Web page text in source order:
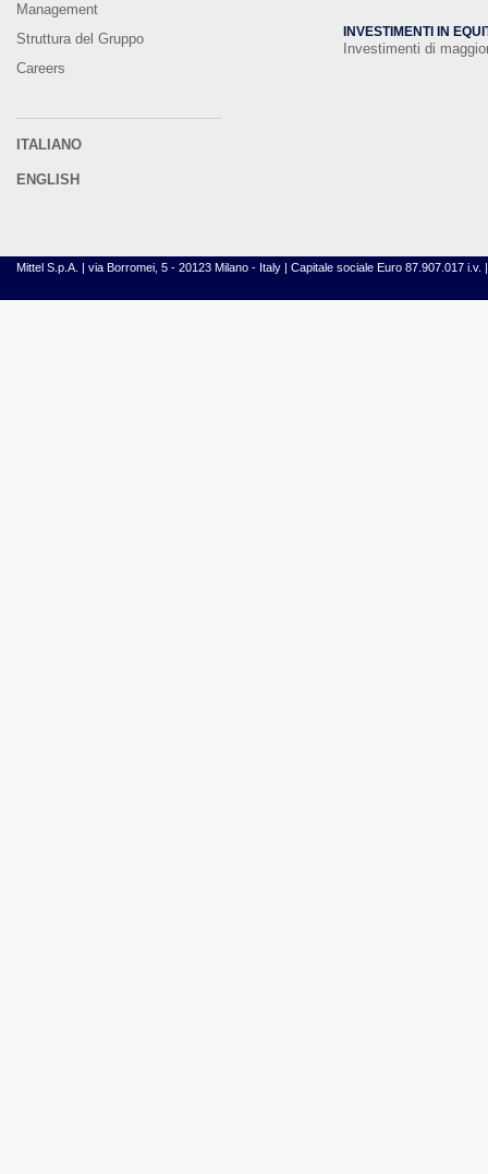
Management
Struttura del Gruppo
Careers
ITALIANO
ENGLISH
INVESTIMENTI IN
Investimenti di
Mittel S.p.A. | via Borromei, 5 - 20123 Milano - Italy | Capitale sociale Euro 87.907.017